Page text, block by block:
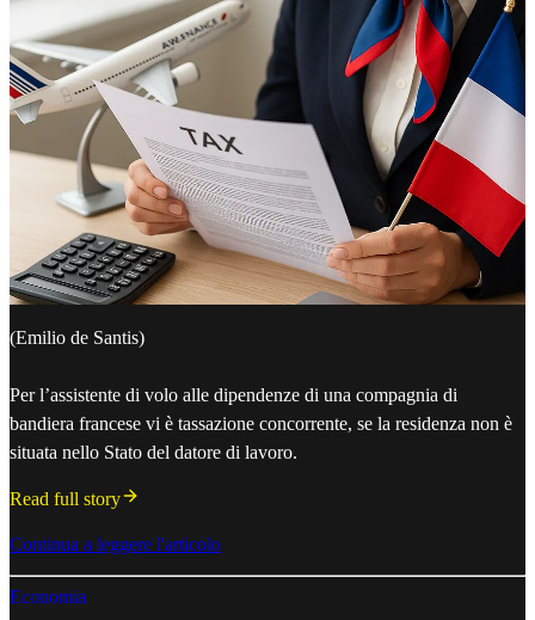
(Emilio de Santis)
Per l’assistente di volo alle dipendenze di una compagnia di
bandiera francese vi è tassazione concorrente, se la residenza non è
situata nello Stato del datore di lavoro.
Read full story
Continua a leggere l'articolo
Economia